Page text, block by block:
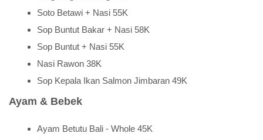
Soto Betawi + Nasi 55K
Sop Buntut Bakar + Nasi 58K
Sop Buntut + Nasi 55K
Nasi Rawon 38K
Sop Kepala Ikan Salmon Jimbaran 49K
Ayam & Bebek
Ayam Betutu Bali - Whole 45K